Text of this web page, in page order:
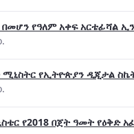
የዓለም አቀፍ አርቴፊሻል
የኢትዮጵያን ዲጂታል
የ2018 በጀት ዓመት የዕቅድ